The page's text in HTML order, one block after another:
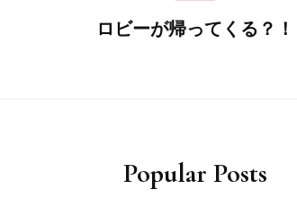
ロビーが帰ってくる？！
Popular Posts